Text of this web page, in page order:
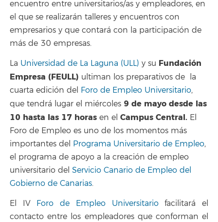
encuentro entre universitarios/as y empleadores, en
el que se realizarán talleres y encuentros con
empresarios y que contará con la participación de
más de 30 empresas.
La Universidad de La Laguna (ULL) y su Fundación
Empresa (FEULL) ultiman los preparativos de la
cuarta edición del Foro de Empleo Universitario,
que tendrá lugar el miércoles 9 de mayo desde las
10 hasta las 17 horas en el Campus Central. El
Foro de Empleo es uno de los momentos más
importantes del Programa Universitario de Empleo,
el programa de apoyo a la creación de empleo
universitario del Servicio Canario de Empleo del
Gobierno de Canarias.
El IVForo de Empleo Universitariofacilitará el
contacto entre los empleadores que conforman el